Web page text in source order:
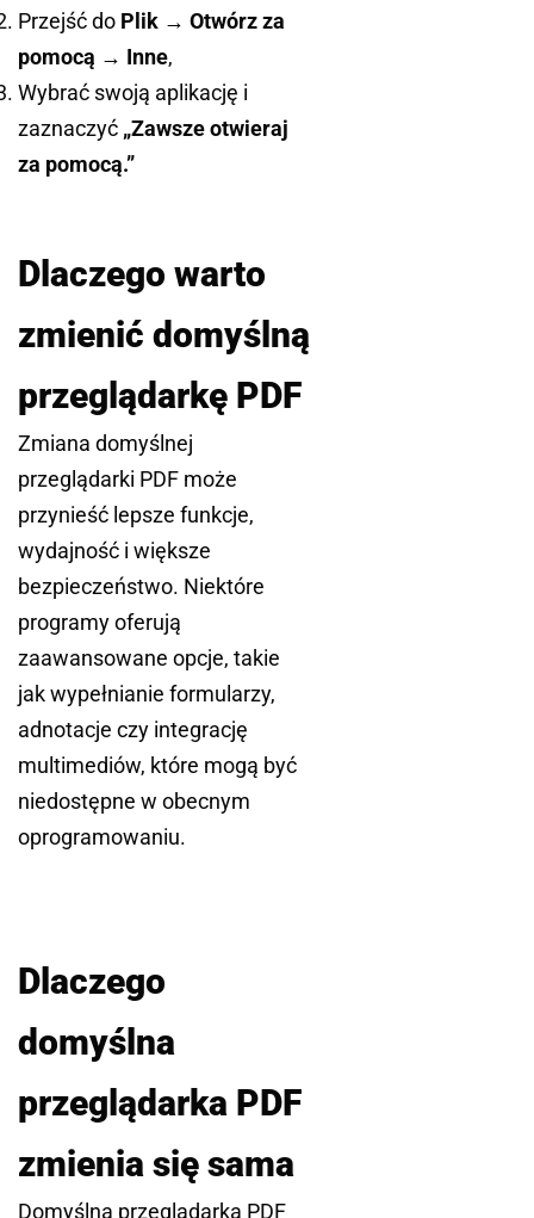
Przejść do Plik → Otwórz za
pomocą → Inne,
Wybrać swoją aplikację i
zaznaczyć „Zawsze otwieraj
za pomocą.”
Dlaczego warto
zmienić domyślną
przeglądarkę PDF
Zmiana domyślnej
przeglądarki PDF może
przynieść lepsze funkcje,
wydajność i większe
bezpieczeństwo. Niektóre
programy oferują
zaawansowane opcje, takie
jak wypełnianie formularzy,
adnotacje czy integrację
multimediów, które mogą być
niedostępne w obecnym
oprogramowaniu.
Dlaczego
domyślna
przeglądarka PDF
zmienia się sama
Domyślna przeglądarka PDF